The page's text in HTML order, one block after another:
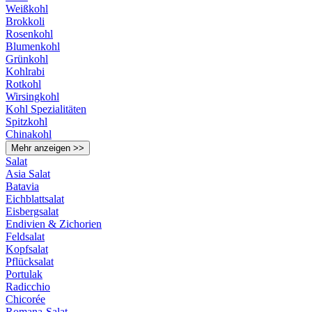
Weißkohl
Brokkoli
Rosenkohl
Blumenkohl
Grünkohl
Kohlrabi
Rotkohl
Wirsingkohl
Kohl Spezialitäten
Spitzkohl
Chinakohl
Mehr anzeigen >>
Salat
Asia Salat
Batavia
Eichblattsalat
Eisbergsalat
Endivien & Zichorien
Feldsalat
Kopfsalat
Pflücksalat
Portulak
Radicchio
Chicorée